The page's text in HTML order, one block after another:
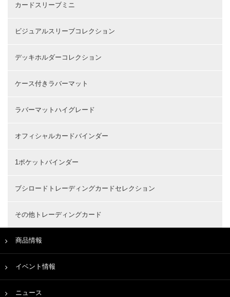
カードスリーブミニ
ビジュアルスリーブコレクション
デッキホルダーコレクション
ケース付きラバーマット
ラバーマットハイグレード
オフィシャルカードバインダー
1ポケットバインダー
ブシロードトレーディングカードセレクション
その他トレーディングカード
商品情報
イベント情報
ニュース